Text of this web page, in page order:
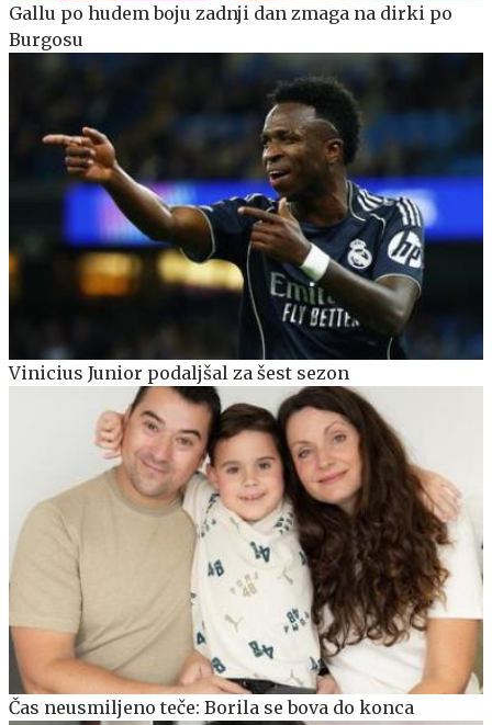
Gallu po hudem boju zadnji dan zmaga na dirki po
Burgosu
Vinicius Junior podaljšal za šest sezon
Čas neusmiljeno teče: Borila se bova do konca